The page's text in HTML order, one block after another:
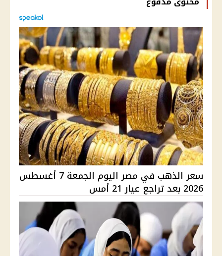
سعر الذهب في مصر اليوم الجمعة 7 أغسطس
2026 بعد تراجع عيار 21 أمس